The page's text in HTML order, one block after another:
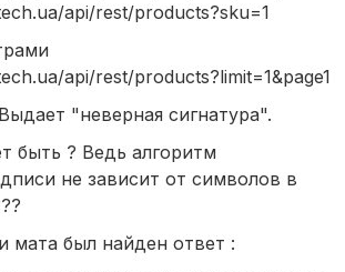
api/rest/products?sku=1
api/rest/products?limit=1&page1
"неверная сигнатура".
быть ? Ведь алгоритм
не зависит от символов в
мата был найден ответ :